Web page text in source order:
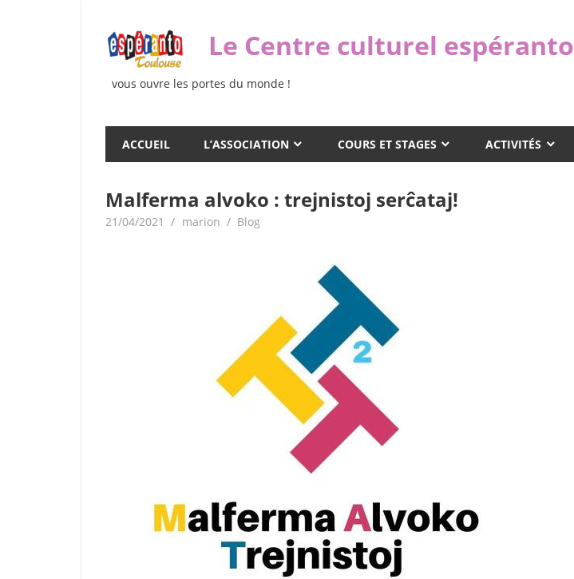
content
Le Centre culturel espéranto
vous ouvre les portes du monde !
ACCUEIL L’ASSOCIATION COURS ET STAGES ACTIVITÉS
Malferma alvoko : trejnistoj serĉataj!
21/04/2021 marion Blog